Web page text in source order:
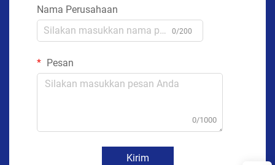
Nama Perusahaan
0/200
Pesan
0/1000
Kirim